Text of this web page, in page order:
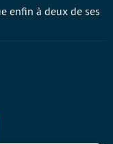
enfin à deux de ses